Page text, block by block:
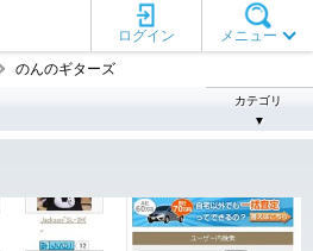
メニュー
ログイン
のんのギターズ
カテゴリ
▼